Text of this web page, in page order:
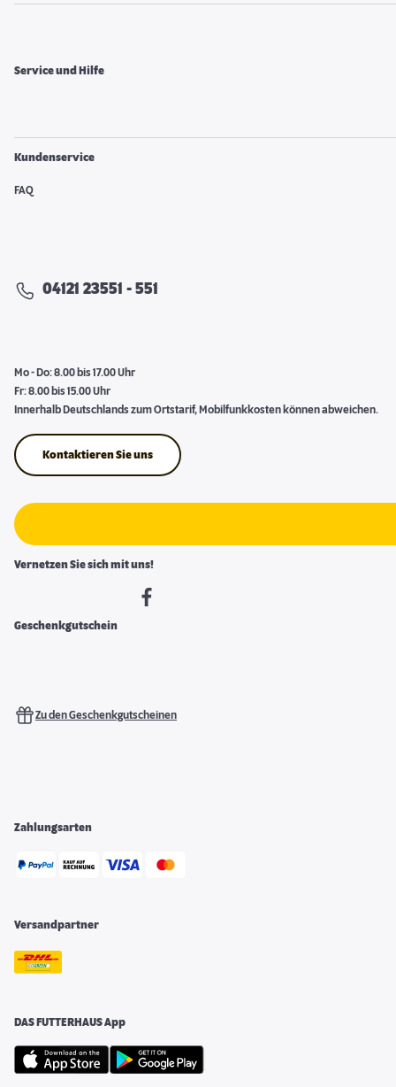
Service und Hilfe
Kundenservice
FAQ
04121 23551 - 551
Mo - Do: 8.00 bis 17.00 Uhr
Fr: 8.00 bis 15.00 Uhr
Innerhalb Deutschlands zum Ortstarif, Mobilfunkkosten können abweichen.
Kontaktieren Sie uns
Vernetzen Sie sich mit uns!
Geschenkgutschein
Zu den Geschenkgutscheinen
Zahlungsarten
Versandpartner
DAS FUTTERHAUS App